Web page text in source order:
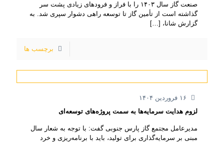
صنعت گاز سال ۱۴۰۳ را با فراز و فرودهای زیادی پشت سر
گذاشته است از تأمین گاز تا توسعه راهی دشوار سپری شد. به
گزارش شانا، […]
برچسب ها
۱۶ فروردین ۱۴۰۴
لزوم هدایت سرمایه‌ها به سمت پروژه‌های توسعه‌ای
مدیرعامل مجتمع گاز پارس جنوبی گفت: با توجه به شعار سال
مبنی بر سرمایه‌گذاری برای تولید، باید با برنامه‌ریزی و خرد